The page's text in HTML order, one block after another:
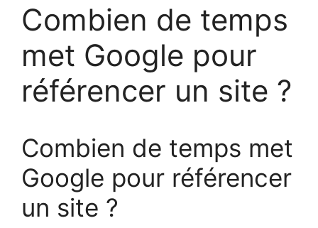
Combien de temps
met Google pour
référencer un site ?
Combien de temps met
Google pour référencer
un site ?